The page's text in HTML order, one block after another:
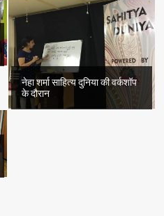
नेहा शर्मा साहित्य दुनिया की वर्कशॉप
के दौरान